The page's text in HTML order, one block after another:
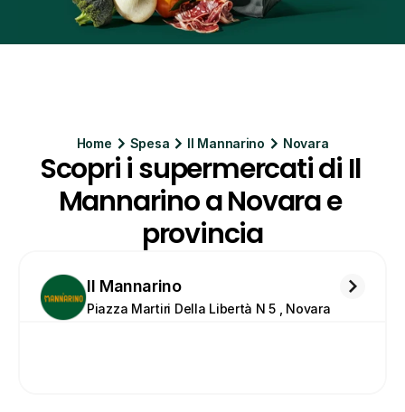
Home Spesa Il Mannarino Novara
Scopri i supermercati di Il
Mannarino a Novara e
provincia
Il Mannarino
Piazza Martiri Della Libertà N 5 , Novara